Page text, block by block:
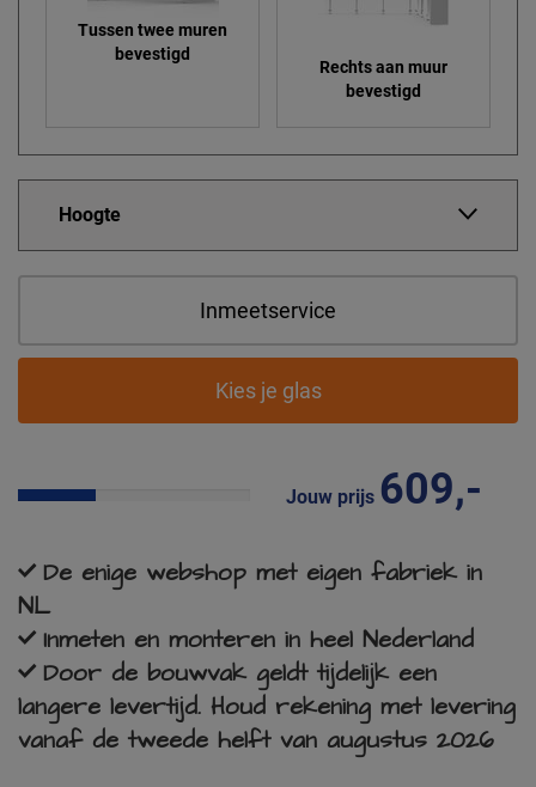
Tussen twee muren
bevestigd
Rechts aan muur
bevestigd
Hoogte
Inmeetservice
Kies je glas
Jouw prijs 609,-
De enige webshop met eigen fabriek in
NL
Inmeten en monteren in heel Nederland
Door de bouwvak geldt tijdelijk een
langere levertijd. Houd rekening met levering
vanaf de tweede helft van augustus 2026